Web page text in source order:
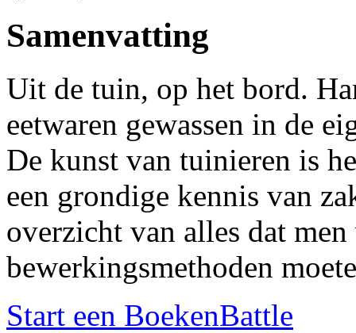
Samenvatting
Uit de tuin, op het bord.
eetwaren gewassen in de
De kunst van tuinieren is
een grondige kennis van
overzicht van alles dat
bewerkingsmethoden
Start een BoekenBattle